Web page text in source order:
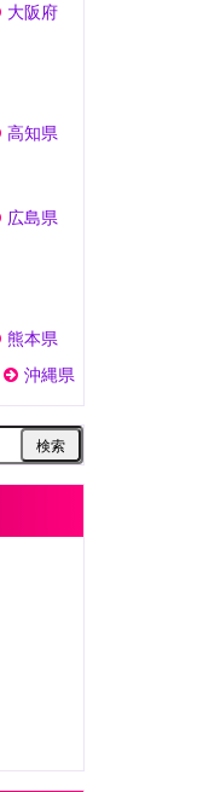
大阪府
高知県
広島県
熊本県
沖縄県